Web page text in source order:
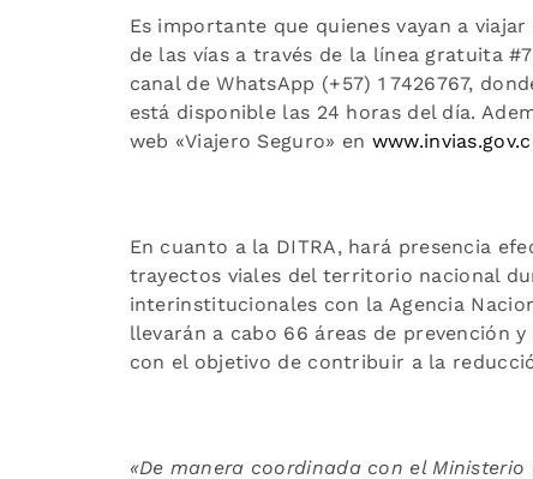
Es importante que quienes vayan a
de las vías a través de la línea gratuita
canal de WhatsApp (+57) 1 7426767,
está disponible las 24 horas del día.
web «Viajero Seguro» en
En cuanto a la DITRA, hará presencia
trayectos viales del territorio nacional
interinstitucionales con la Agencia
llevarán a cabo 66 áreas de prevención
con el objetivo de contribuir a la
«De manera coordinada con el